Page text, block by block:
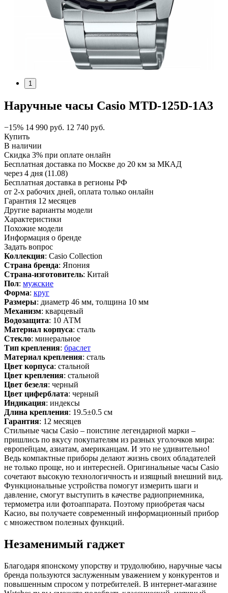
1
Наручные часы Casio MTD-125D-1A3
−15% 14 990 руб. 12 740 руб.
Купить
В наличии
Скидка 3% при оплате онлайн
Бесплатная доставка по Москве до 20 км за МКАД
через 4 дня (11.08)
Бесплатная доставка в регионы РФ
от 2-х рабочих дней, оплата только онлайн
Гарантия 12 месяцев
Другие варианты модели
Характеристики
Похожие модели
Информация о бренде
Задать вопрос
Коллекция: Casio Collection
Страна бренда: Япония
Страна-изготовитель: Китай
Пол: мужские
Форма: круг
Размеры: диаметр 46 мм, толщина 10 мм
Механизм: кварцевый
Водозащита: 10 АТМ
Материал корпуса: сталь
Стекло: минеральное
Тип крепления: браслет
Материал крепления: сталь
Цвет корпуса: стальной
Цвет крепления: стальной
Цвет безеля: черный
Цвет циферблата: черный
Индикация: индексы
Длина крепления: 19.5±0.5 см
Гарантия: 12 месяцев
Стильные часы Casio – поистине легендарной марки –
пришлись по вкусу покупателям из разных уголочков мира:
европейцам, азиатам, американцам. И это не удивительно!
Ведь компактные приборы делают жизнь своих обладателей
не только проще, но и интересней. Оригинальные часы Casio
сочетают высокую технологичность и изящный внешний вид.
Функциональные устройства помогут измерить шаги и
давление, смогут выступить в качестве радиоприемника,
термометра или фотоаппарата. Поэтому приобретая часы
Касио, вы получаете современный информационный прибор
с множеством полезных функций.
Незаменимый гаджет
Благодаря японскому упорству и трудолюбию, наручные часы
бренда пользуются заслуженным уважением у конкурентов и
повышенным спросом у потребителей. В интернет-магазине